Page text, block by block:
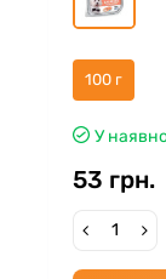
100 г
У
53 грн.